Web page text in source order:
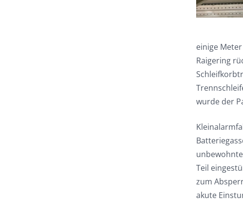
einige
Raigering
wurde der
Teil
zum
akute